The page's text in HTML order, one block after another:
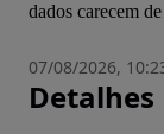
dados carecem
07/08/2026,
Detalhes